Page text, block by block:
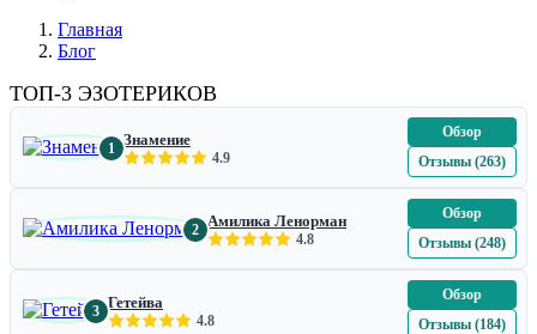
Главная
Блог
ТОП-3 ЭЗОТЕРИКОВ
1 Знамение
4.9
Обзор
Отзывы (263)
2 Амилика Ленорман
4.8
Обзор
Отзывы (248)
3 Гетейва
4.8
Обзор
Отзывы (184)